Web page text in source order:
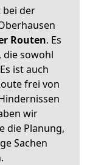
der
Routen. Es
die sowohl
ist auch
frei von
wir
die Planung,
Sachen